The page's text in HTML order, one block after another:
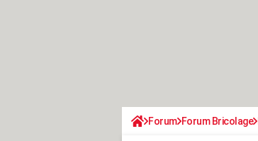
Forum Forum Bricolage